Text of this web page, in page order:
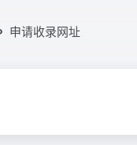
申请收录网址